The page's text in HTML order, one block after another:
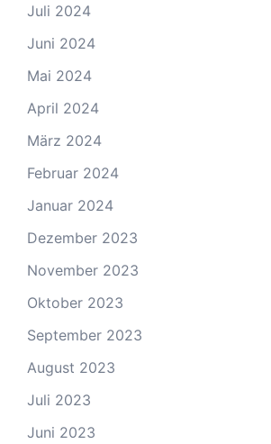
Juli 2024
Juni 2024
Mai 2024
April 2024
März 2024
Februar 2024
Januar 2024
Dezember 2023
November 2023
Oktober 2023
September 2023
August 2023
Juli 2023
Juni 2023